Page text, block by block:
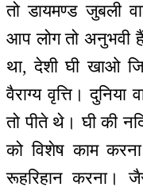
तो डायमण्ड जुबली
आप लोग तो
था, देशी घी खाओ
वैराग्य वृत्ति।
तो पीते थे। घी की
को विशेष काम
रूहरिहान करना।